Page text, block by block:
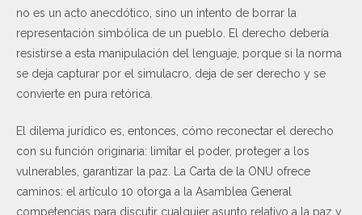
no es un acto anecdótico, sino un intento de borrar la
representación simbólica de un pueblo. El derecho debería
resistirse a esta manipulación del lenguaje, porque si la norma
se deja capturar por el simulacro, deja de ser derecho y se
convierte en pura retórica.
El dilema jurídico es, entonces, cómo reconectar el derecho
con su función originaria: limitar el poder, proteger a los
vulnerables, garantizar la paz. La Carta de la ONU ofrece
caminos: el artículo 10 otorga a la Asamblea General
competencias para discutir cualquier asunto relativo a la paz y